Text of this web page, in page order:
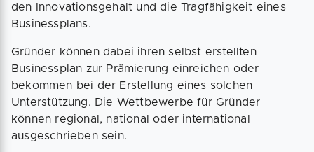
den Innovationsgehalt und die Tragfähigkeit eines
Businessplans.
Gründer können dabei ihren selbst erstellten
Businessplan zur Prämierung einreichen oder
bekommen bei der Erstellung eines solchen
Unterstützung. Die Wettbewerbe für Gründer
können regional, national oder international
ausgeschrieben sein.